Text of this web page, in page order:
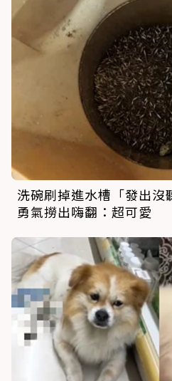
洗碗刷掉進水槽「發出沒
勇氣撈出嗨翻：超可愛